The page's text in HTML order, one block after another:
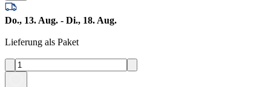
Do., 13. Aug. - Di., 18. Aug.
Lieferung als Paket